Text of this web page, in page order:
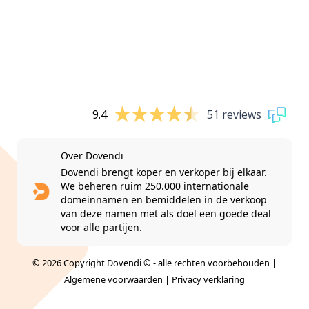
9.4 51 reviews
Over Dovendi
Dovendi brengt koper en verkoper bij elkaar.
We beheren ruim 250.000 internationale
domeinnamen en bemiddelen in de verkoop
van deze namen met als doel een goede deal
voor alle partijen.
© 2026 Copyright Dovendi © - alle rechten voorbehouden |
Algemene voorwaarden | Privacy verklaring